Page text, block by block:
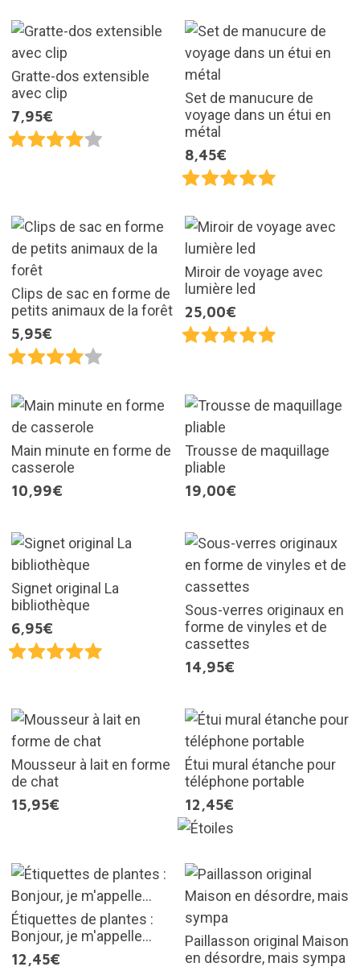
Gratte-dos extensible
avec clip
7,95€
Set de manucure de
voyage dans un étui en
métal
8,45€
Clips de sac en forme de
petits animaux de la forêt
5,95€
Miroir de voyage avec
lumière led
25,00€
Main minute en forme de
casserole
10,99€
Trousse de maquillage
pliable
19,00€
Signet original La
bibliothèque
6,95€
Sous-verres originaux en
forme de vinyles et de
cassettes
14,95€
Mousseur à lait en forme
de chat
15,95€
Étui mural étanche pour
téléphone portable
12,45€
Étiquettes de plantes :
Bonjour, je m'appelle...
12,45€
Paillasson original Maison
en désordre, mais sympa